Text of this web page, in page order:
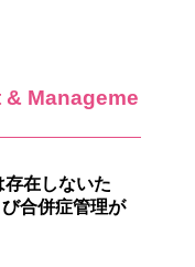
& Manageme
在しないた
合併症管理が